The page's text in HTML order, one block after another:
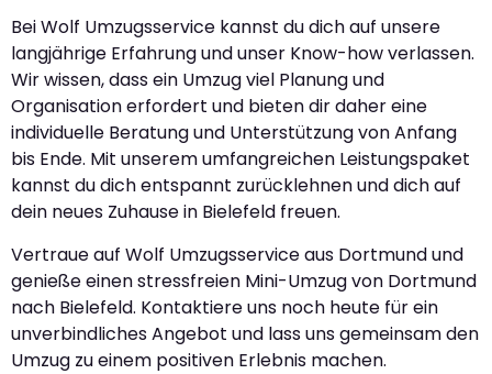
Bei Wolf Umzugsservice kannst du dich auf unsere
langjährige Erfahrung und unser Know-how verlassen.
Wir wissen, dass ein Umzug viel Planung und
Organisation erfordert und bieten dir daher eine
individuelle Beratung und Unterstützung von Anfang
bis Ende. Mit unserem umfangreichen Leistungspaket
kannst du dich entspannt zurücklehnen und dich auf
dein neues Zuhause in Bielefeld freuen.
Vertraue auf Wolf Umzugsservice aus Dortmund und
genieße einen stressfreien Mini-Umzug von Dortmund
nach Bielefeld. Kontaktiere uns noch heute für ein
unverbindliches Angebot und lass uns gemeinsam den
Umzug zu einem positiven Erlebnis machen.